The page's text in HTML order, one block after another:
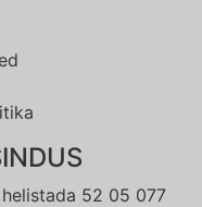
52 05 077